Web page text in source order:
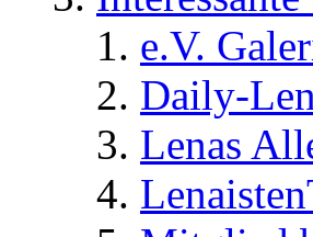
e.V.
Daily-
Lenas